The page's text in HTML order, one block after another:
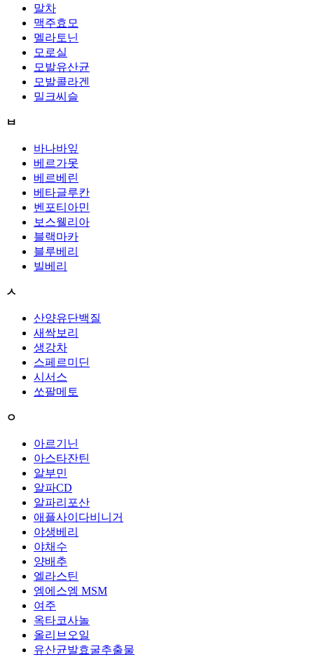
말차
맥주효모
멜라토닌
모로실
모발유산균
모발콜라겐
밀크씨슬
ㅂ
바나바잎
베르가못
베르베린
베타글루칸
벤포티아민
보스웰리아
블랙마카
블루베리
빌베리
ㅅ
산양유단백질
새싹보리
생강차
스페르미딘
시서스
쏘팔메토
ㅇ
아르기닌
아스타잔틴
알부민
알파CD
알파리포산
애플사이다비니거
야생베리
야채수
양배추
엘라스틴
엠에스엠 MSM
여주
옥타코사놀
올리브오일
유산균발효굴추출물